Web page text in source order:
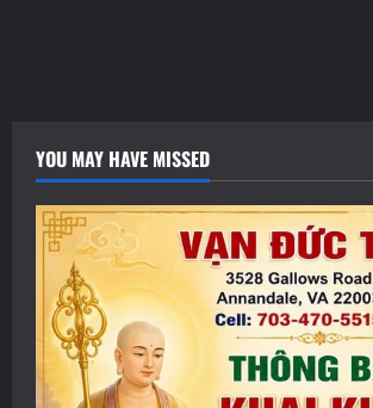
YOU MAY HAVE MISSED